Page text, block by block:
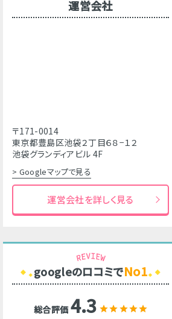
運営会社
〒171-0014
東京都豊島区池袋２丁目６８−１２
池袋グランディアビル 4F
> Googleマップで見る
運営会社を詳しく見る
googleのロコミでNo1
総合評価4.3